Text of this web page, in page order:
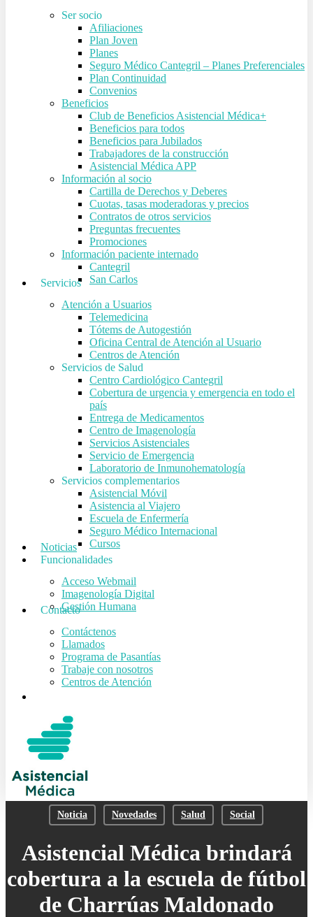
Ser socio
Afiliaciones
Plan Joven
Planes
Seguro Médico Cantegril – Planes Preferenciales
Plan Continuidad
Convenios
Beneficios
Club de Beneficios Asistencial Médica+
Beneficios para todos
Beneficios para Jubilados
Trabajadores de la construcción
Asistencial Médica APP
Información al socio
Cartilla de Derechos y Deberes
Cuotas, tasas moderadoras y precios
Contratos de otros servicios
Preguntas frecuentes
Promociones
Información paciente internado
Cantegril
San Carlos
Servicios
Atención a Usuarios
Telemedicina
Tótems de Autogestión
Oficina Central de Atención al Usuario
Centros de Atención
Servicios de Salud
Centro Cardiológico Cantegril
Cobertura de urgencia y emergencia en todo el
país
Entrega de Medicamentos
Centro de Imagenología
Servicios Asistenciales
Servicio de Emergencia
Laboratorio de Inmunohematología
Servicios complementarios
Asistencial Móvil
Asistencia al Viajero
Escuela de Enfermería
Seguro Médico Internacional
Cursos
Noticias
Funcionalidades
Acceso Webmail
Imagenología Digital
Gestión Humana
Contacto
Contáctenos
Llamados
Programa de Pasantías
Trabaje con nosotros
Centros de Atención
Noticia Novedades Salud Social
Asistencial Médica brindará
cobertura a la escuela de fútbol
de Charrúas Maldonado